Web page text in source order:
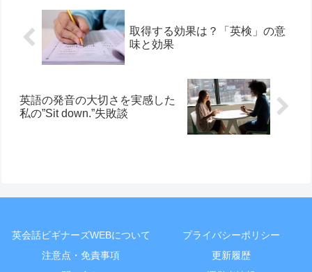
取得する効果は？「英検」の意
味と効果
英語の発音の大切さを実感した
私の”Sit down.”失敗談
英会話ビギナーズWEBについて
プライバシーポリシー
注意点・免責事項
更新履歴